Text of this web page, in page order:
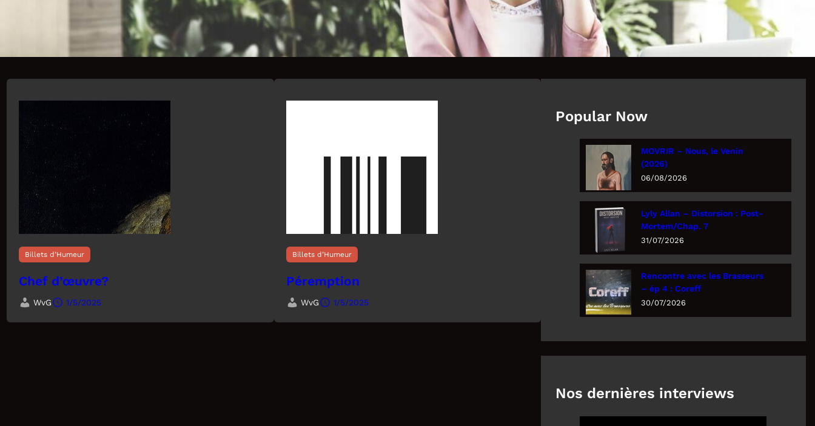
Billets d’Humeur
Chef d’œuvre?
WvG 1/5/2025
Billets d’Humeur
Péremption
WvG 1/5/2025
Popular Now
MOVRIR – Nous, le Venin
(2026)
06/08/2026
Lyly Allan – Distorsion : Post-
Mortem/Chap. 7
31/07/2026
Rencontre avec les Brasseurs
– ép 4 : Coreff
30/07/2026
Nos dernières interviews